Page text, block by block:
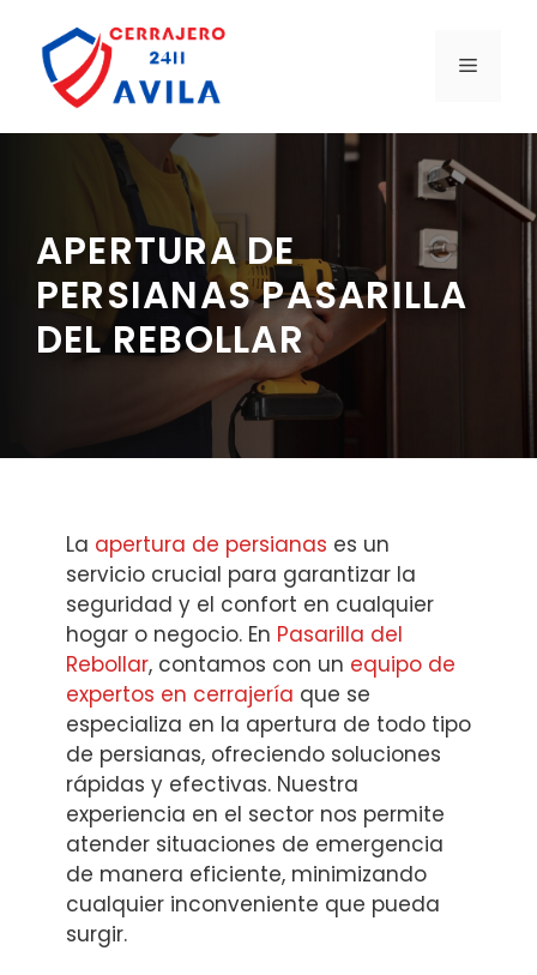
contenido
MENÚ
APERTURA DE
PERSIANAS PASARILLA
DEL REBOLLAR
La apertura de persianas es un
servicio crucial para garantizar la
seguridad y el confort en cualquier
hogar o negocio. En Pasarilla del
Rebollar, contamos con un equipo de
expertos en cerrajería que se
especializa en la apertura de todo tipo
de persianas, ofreciendo soluciones
rápidas y efectivas. Nuestra
experiencia en el sector nos permite
atender situaciones de emergencia
de manera eficiente, minimizando
cualquier inconveniente que pueda
surgir.